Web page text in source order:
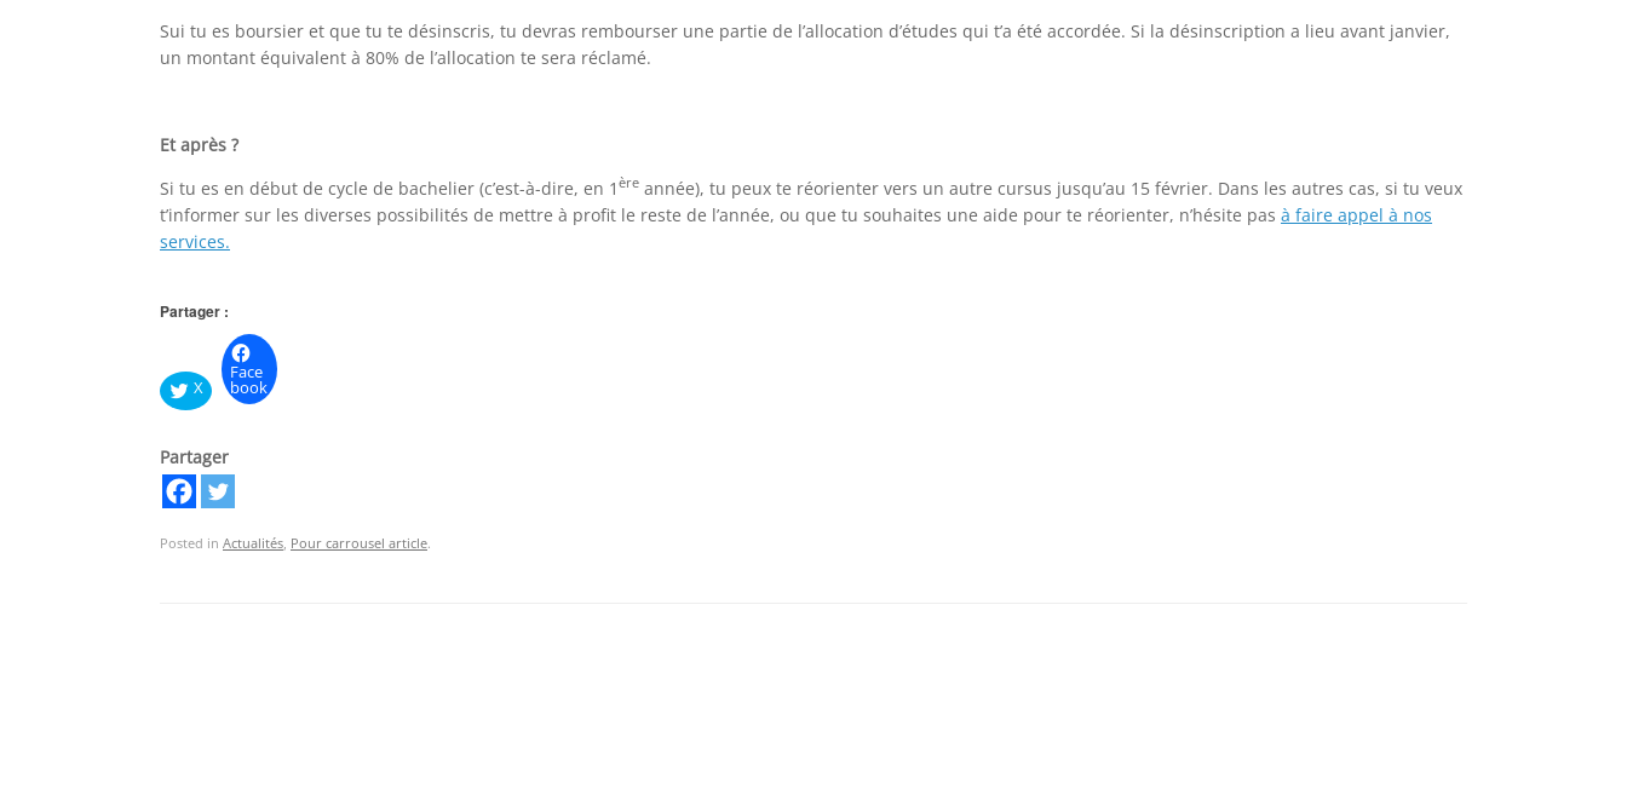
Sui tu es boursier et que tu te désinscris, tu devras rembourser une partie de l’allocation d’études qui t’a été accordée. Si la désinscription a lieu avant janvier,
un montant équivalent à 80% de l’allocation te sera réclamé.
Et après ?
Si tu es en début de cycle de bachelier (c’est-à-dire, en 1 ère année), tu peux te réorienter vers un autre cursus jusqu’au 15 février. Dans les autres cas, si tu veux
t’informer sur les diverses possibilités de mettre à profit le reste de l’année, ou que tu souhaites une aide pour te réorienter, n’hésite pas à faire appel à nos
services.
Partager :
X
Face
book
Partager
Posted in Actualités Pour carrousel article.